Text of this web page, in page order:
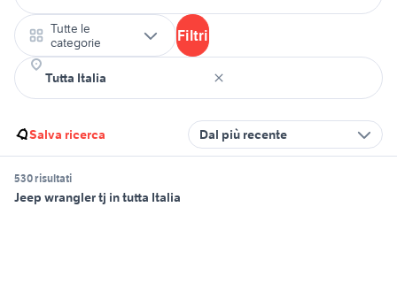
Tutte le
categorie
Filtri
Salva ricerca Dal più recente
530 risultati
Jeep wrangler tj in tutta Italia